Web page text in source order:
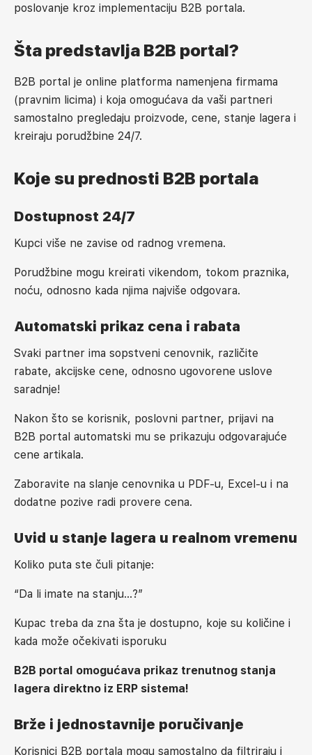
poslovanje kroz implementaciju B2B portala.
Šta predstavlja B2B portal?
B2B portal je online platforma namenjena firmama
(pravnim licima) i koja omogućava da vaši partneri
samostalno pregledaju proizvode, cene, stanje lagera i
kreiraju porudžbine 24/7.
Koje su prednosti B2B portala
Dostupnost 24/7
Kupci više ne zavise od radnog vremena.
Porudžbine mogu kreirati vikendom, tokom praznika,
noću, odnosno kada njima najviše odgovara.
Automatski prikaz cena i rabata
Svaki partner ima sopstveni cenovnik, različite
rabate, akcijske cene, odnosno ugovorene uslove
saradnje!
Nakon što se korisnik, poslovni partner, prijavi na
B2B portal automatski mu se prikazuju odgovarajuće
cene artikala.
Zaboravite na slanje cenovnika u PDF-u, Excel-u i na
dodatne pozive radi provere cena.
Uvid u stanje lagera u realnom vremenu
Koliko puta ste čuli pitanje:
“Da li imate na stanju…?”
Kupac treba da zna šta je dostupno, koje su količine i
kada može očekivati isporuku
B2B portal omogućava prikaz trenutnog stanja
lagera direktno iz ERP sistema!
Brže i jednostavnije poručivanje
Korisnici B2B portala mogu samostalno da filtriraju i